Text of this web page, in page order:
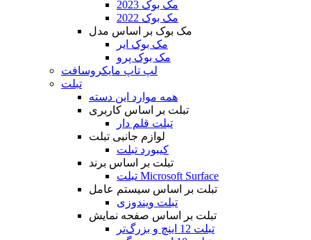
مک بوک 2023
مک بوک 2022
مک بوک بر اساس مدل
مک بوک ایر
مک بوک پرو
لپ تاپ مایکروسافت
تبلت
همه موارد این دسته
تبلت بر اساس کاربری
تبلت قلم دار
لوازم جانبی تبلت
کیبورد تبلت
تبلت بر اساس برند
تبلت Microsoft Surface
تبلت بر اساس سیستم عامل
تبلت ویندوزی
تبلت بر اساس صفحه نمایش
تبلت 12 اینچ و بزرگ‌تر